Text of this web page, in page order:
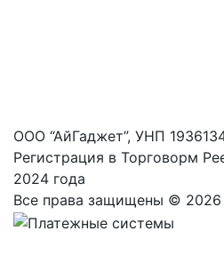
ООО “АйГаджет”, УНП
Регистрация в Торговорм
2024 года
Все права защищены ©